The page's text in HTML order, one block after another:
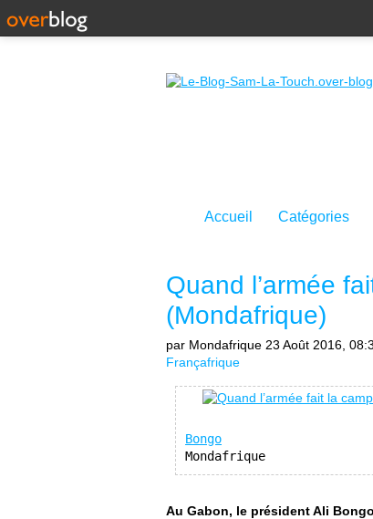
Accueil Catégories
Quand l’armée
(Mondafrique)
par Mondafrique 23 Août 2016,
Françafrique
Bongo
Mondafrique
Au Gabon, le président Ali